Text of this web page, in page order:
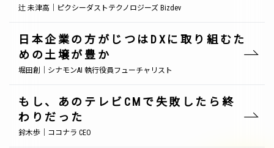
辻 未津高｜ピクシーダストテクノロジーズ Bizdev
日本企業の方がじつはDXに取り組むた
めの土壌が豊か
堀田創｜シナモンAI 執行役員フューチャリスト
もし、あのテレビCMで失敗したら終
わりだった
鈴木歩｜ココナラ CEO